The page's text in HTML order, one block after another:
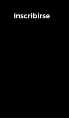
Inscribirse